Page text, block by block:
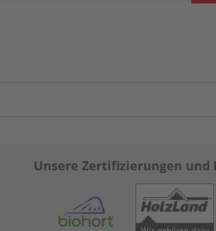
Unsere Zertifizierungen und